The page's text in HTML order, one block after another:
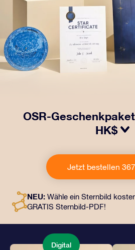
OSR-
HK$
Geschenkpaket! Dieses
schönen Umschlag und
an eine Adresse Ihrer Wahl
unserer Apps. Es ist eine
Liebsten ein
Jetzt bestellen
NEU: Wähle ein Sternbild
GRATIS Sternbild-PDF!
Digital